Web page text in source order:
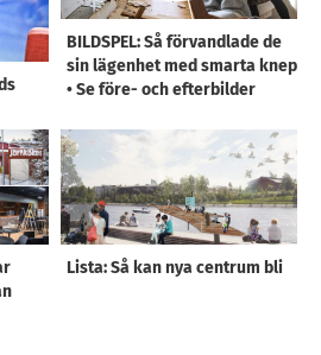
BILDSPEL: Så förvandlade de
sin lägenhet med smarta knep
• Se före- och efterbilder
Lista: Så kan nya centrum bli